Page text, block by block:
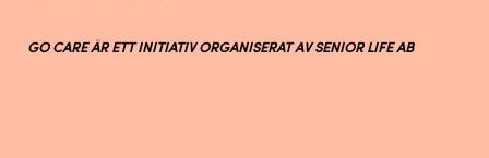
GO CARE ÄR ETT INITIATIV ORGANISERAT AV SENIOR LIFE AB